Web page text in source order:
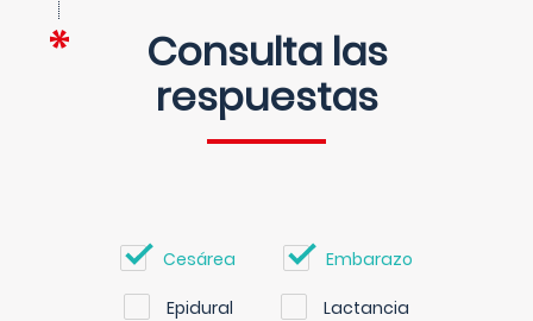
Consulta las
respuestas
Cesárea Embarazo
Epidural Lactancia